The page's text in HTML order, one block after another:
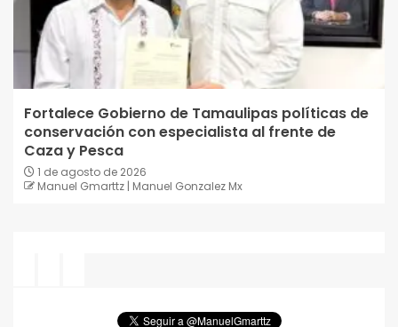
Fortalece Gobierno de Tamaulipas políticas de
conservación con especialista al frente de
Caza y Pesca
1 de agosto de 2026
Manuel Gmarttz | Manuel Gonzalez Mx